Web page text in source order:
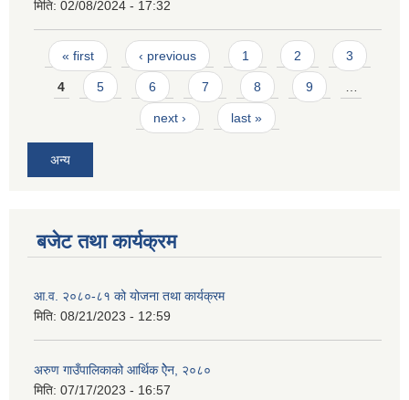
मिति: 02/08/2024 - 17:32
Pages
« first ‹ previous 1 2 3
4 5 6 7 8 9
next › last »
अन्य
बजेट तथा कार्यक्रम
आ.व. २०८०-८१ को योजना तथा कार्यक्रम
मिति: 08/21/2023 - 12:59
अरुण गाउँपालिकाको आर्थिक ऐेन, २०८०
मिति: 07/17/2023 - 16:57